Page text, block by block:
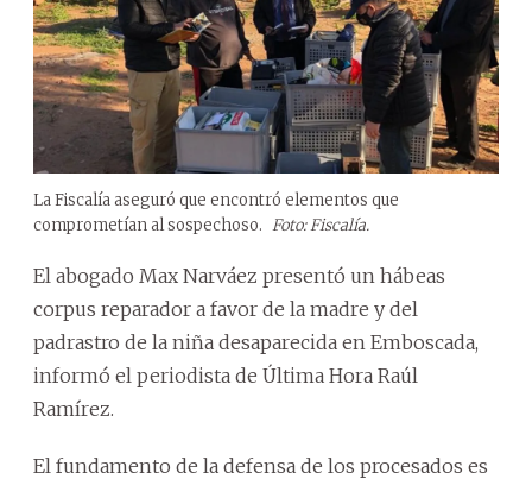
La Fiscalía aseguró que encontró elementos que
comprometían al sospechoso. Foto: Fiscalía.
El abogado Max Narváez presentó un hábeas
corpus reparador a favor de la madre y del
padrastro de la niña desaparecida en Emboscada,
informó el periodista de Última Hora Raúl
Ramírez.
El fundamento de la defensa de los procesados es